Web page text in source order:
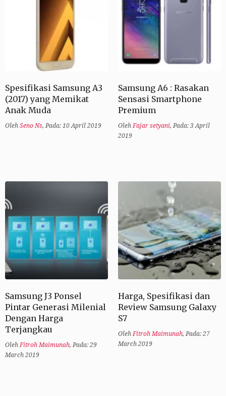
Spesifikasi Samsung A3
(2017) yang Memikat
Anak Muda
Oleh Seno Ns,Pada: 10 April 2019
Samsung A6 : Rasakan
Sensasi Smartphone
Premium
OlehFajar setyani,Pada: 3 April
2019
Samsung J3 Ponsel
Pintar Generasi Milenial
Dengan Harga
Terjangkau
Oleh Fitroh Maimunah, Pada: 29
March 2019
Harga, Spesifikasi dan
Review Samsung Galaxy
S7
Oleh Fitroh Maimunah, Pada: 27
March 2019